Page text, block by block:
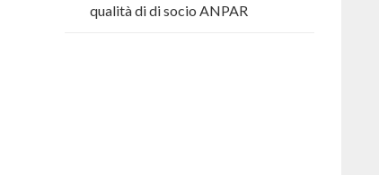
qualità di di socio ANPAR